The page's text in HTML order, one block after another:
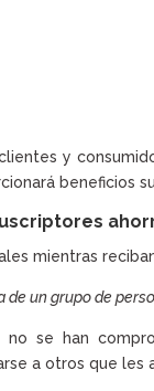
y
beneficios
mientras
de un grupo de
no se han
a otros que les